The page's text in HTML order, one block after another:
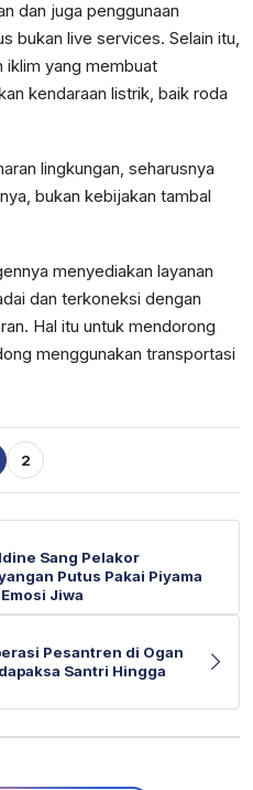
dan juga penggunaan
bukan live services. Selain itu,
iklim yang membuat
kendaraan listrik, baik roda
lingkungan, seharusnya
bukan kebijakan tambal
menyediakan layanan
dan terkoneksi dengan
Hal itu untuk mendorong
menggunakan transportasi
2
Sang Pelakor
Putus Pakai Piyama
Jiwa
Pesantren di Ogan
Santri Hingga